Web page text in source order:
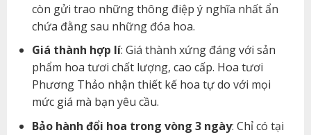
còn gửi trao những thông điệp ý nghĩa nhất ẩn
chứa đằng sau những đóa hoa.
Giá thành hợp lí: Giá thành xứng đáng với sản
phẩm hoa tươi chất lượng, cao cấp. Hoa tươi
Phương Thảo nhận thiết kế hoa tự do với mọi
mức giá mà bạn yêu cầu.
Bảo hành đổi hoa trong vòng 3 ngày: Chỉ có tại